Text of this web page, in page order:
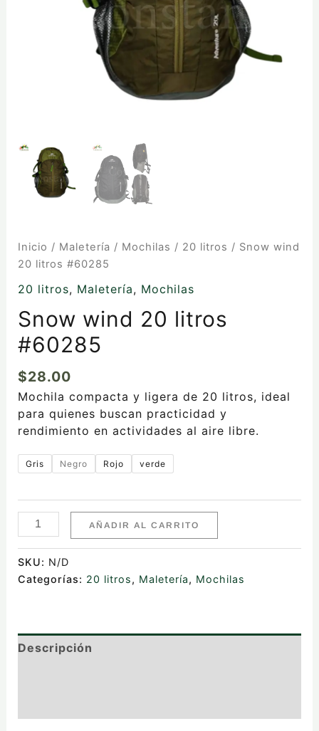
Inicio / Maletería / Mochilas / 20 litros / Snow wind
20 litros #60285
20 litros, Maletería, Mochilas
Snow wind 20 litros
#60285
$28.00
Mochila compacta y ligera de 20 litros, ideal
para quienes buscan practicidad y
rendimiento en actividades al aire libre.
Gris Negro Rojo verde
AÑADIR AL CARRITO
SKU: N/D
Categorías: 20 litros, Maletería, Mochilas
Descripción